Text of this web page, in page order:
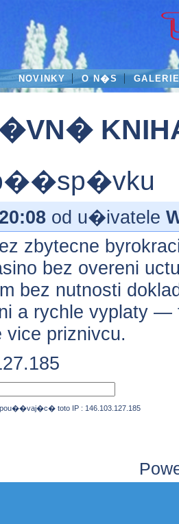
NOVINKY O N�S
od u�ivatele
zbytecne
bez overeni
bez nutnosti
a rychle vyplaty —
vice priznivcu.
toto IP : 146.103.127.185